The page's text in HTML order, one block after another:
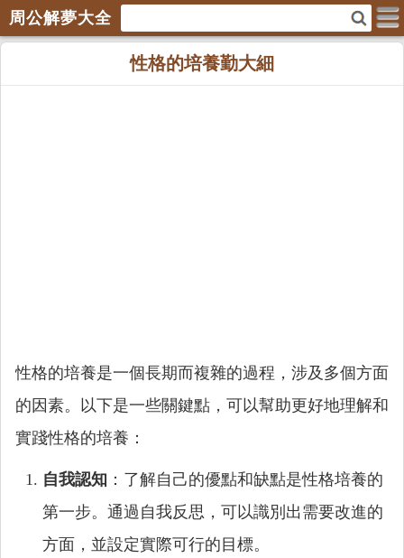
周公解夢大全
性格的培養勤大細
性格的培養是一個長期而複雜的過程，涉及多個方面
的因素。以下是一些關鍵點，可以幫助更好地理解和
實踐性格的培養：
自我認知 ：了解自己的優點和缺點是性格培養的
第一步。通過自我反思，可以識別出需要改進的
方面，並設定實際可行的目標。